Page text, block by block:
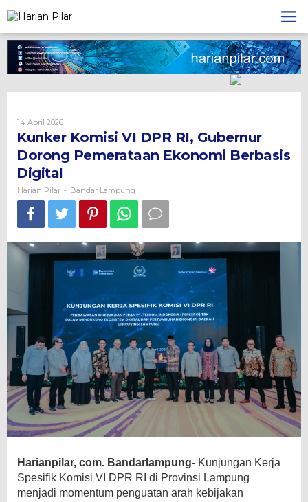
to
content
14 April 2026Oleh
Harian
Pilar
Kunker Komisi VI DPR RI, Gubernur
Dorong Pemerataan Ekonomi Berbasis
Digital
Harian Pilar - Bandar Lampung
Harianpilar, com. Bandarlampung- Kunjungan Kerja
Spesifik Komisi VI DPR RI di Provinsi Lampung
menjadi momentum penguatan arah kebijakan